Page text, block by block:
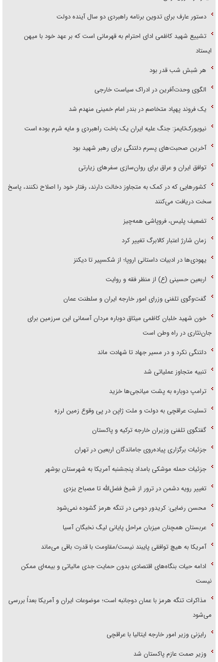
دستور عارف برای تدوین برنامه راهبردی دو سال آینده دولت
تشییع شهید کاظمی ادای احترام به قهرمانی است که بر عهد خود با میهن
ایستاد
هر شبش شب قدر بود
الگوی وحدت‌آفرین در ادراک سیاست خارجی
یک فروند پهپاد متخاصم در بندر امام خمینی منهدم شد
نیویورک‌تایمز: جنگ علیه ایران یک باخت راهبردی و مایه شرم بوده است
آخرین صحبت‌های پسرم دلتنگی برای رهبر شهید بود
توافق ایران و عراق برای روان‌سازی سفر‌های زیارتی
کشور‌هایی که در کمک به متجاوز دخالت دارند، رفتار خود را اصلاح نکنند، پاسخ
سخت دریافت می‌کنند
تضعیف پلیس، فروپاشی همه‌چیز
زمان شارژ اعتبار کالابرگ تغییر کرد
یهودی‌ها در ادبیات داستانی اروپا؛ از شکسپیر تا دیکنز
اربعین حسینی (ع) از منظر فقه و روایت
گفت‌وگوی تلفنی وزرای امور خارجه ایران و سلطنت عمان
خون شهید خلبان کاظمی میثاق دوباره مردان آسمانی این سرزمین برای
جان‌نثاری در راه وطن است
دلتنگی نکرد و در مسیر جهاد تا شهادت ماند
تنبیه متجاوز عملیاتی شد
ترامپ دوباره به پشت میانجی‌ها خزید
تسلیت عراقچی به دولت و ملت ژاپن در پی وقوع زمین لرزه
گفتگوی تلفنی وزیران خارجه ترکیه و پاکستان
جزئیات برگزاری پیاده‌روی جاماندگان اربعین در تهران
جزئیات حمله موشکی بامداد پنجشنبه آمریکا به شهرستان بوشهر
تغییر رویه دشمن در ترور از شیخ فضل‌الله تا مصباح یزدی
محسن رضایی: کریدور دومی در تنگه هرمز گشوده نمی‌شود
عربستان همچنان میزبان مراحل پایانی لیگ نخبگان آسیا
آمریکا به هیچ توافقی پایبند نیست/مقاومت با قدرت باقی می‌ماند
ادامه حیات بنگاه‌های اقتصادی بدون حمایت جدی مالیاتی و بیمه‌ای ممکن
نیست
مذاکرات تنگه هرمز با عمان دوجانبه است؛ موضوعات ایران و آمریکا بعداً بررسی
می‌شود
رایزنی وزیر امور خارجه ایتالیا با عراقچی
وزیر صمت عازم پاکستان شد